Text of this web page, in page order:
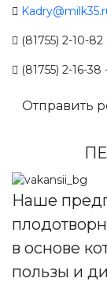
(81755) 2-10-
(81755) 2-16-
Отправить
Наше
в основе
пользы и